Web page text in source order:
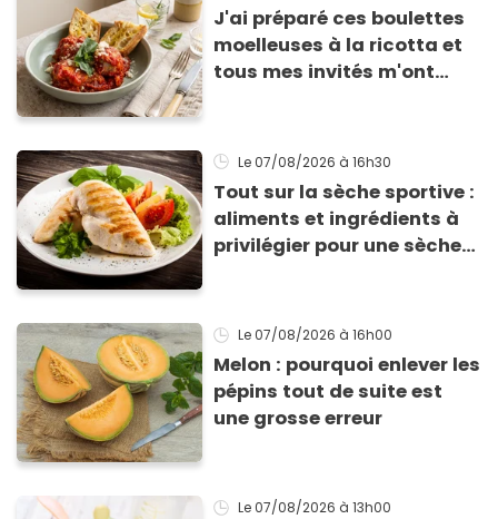
J'ai préparé ces boulettes
moelleuses à la ricotta et
tous mes invités m'ont
Le 07/08/2026 à 16h30
Tout sur la sèche sportive :
aliments et ingrédients à
privilégier pour une sèche
Le 07/08/2026 à 16h00
Melon : pourquoi enlever les
pépins tout de suite est
une grosse erreur
Le 07/08/2026 à 13h00